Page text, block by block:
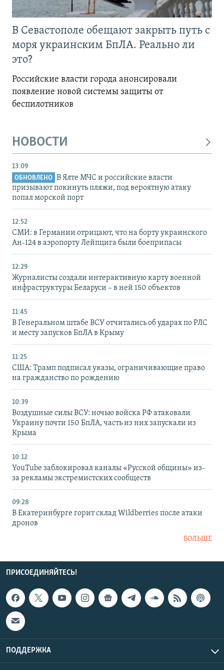
В Севастополе обещают закрыть путь с
моря украинским БпЛА. Реально ли
это?
Российские власти города анонсировали
появление новой системы защиты от
беспилотников
НОВОСТИ
13:09
ОБНОВЛЕНО
В Ялте МЧС и российские власти
призывают покинуть пляжи, под вероятную атаку
попал морской порт
12:52
СМИ: в Германии отрицают, что на борту украинского
Ан-124 в аэропорту Лейпцига были боеприпасы
12:29
Журналисты создали интерактивную карту военной
инфраструктуры Беларуси – в ней 150 объектов
11:45
В Генеральном штабе ВСУ отчитались об ударах по РЛС
и месту запусков БпЛА в Крыму
11:25
США: Трамп подписал указы, ограничивающие право
на гражданство по рождению
10:39
Воздушные силы ВСУ: ночью войска РФ атаковали
Украину почти 150 БпЛА, часть из них запускали из
Крыма
10:12
YouTube заблокировал каналы «Русской общины» из-
за рекламы экстремистских сообществ
09:28
В Екатеринбурге горит склад Wildberries после атаки
дронов
БОЛЬШЕ
ПРИСОЕДИНЯЙТЕСЬ!
ПОДДЕРЖКА